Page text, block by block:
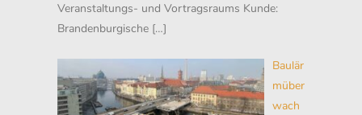
Veranstaltungs- und Vortragsraums Kunde:
Brandenburgische […]
Baulär
müber
wach